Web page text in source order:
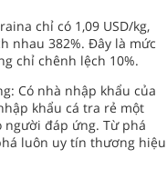
chỉ có 1,09 USD/kg,
nhau 382%. Đây là mức
chỉ chênh lệch 10%.
Có nhà nhập khẩu của
khẩu cá tra rẻ một
người đáp ứng. Từ phá
luôn uy tín thương hiệu